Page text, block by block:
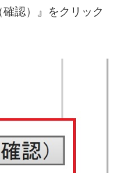
認）』をクリック